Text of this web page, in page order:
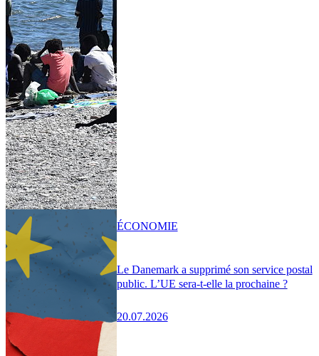
Le Danemark a supprimé son service postal
public. L’UE sera-t-elle la prochaine ?
20.07.2026
ÉCONOMIE